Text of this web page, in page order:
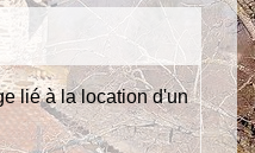
lié à la location d'un